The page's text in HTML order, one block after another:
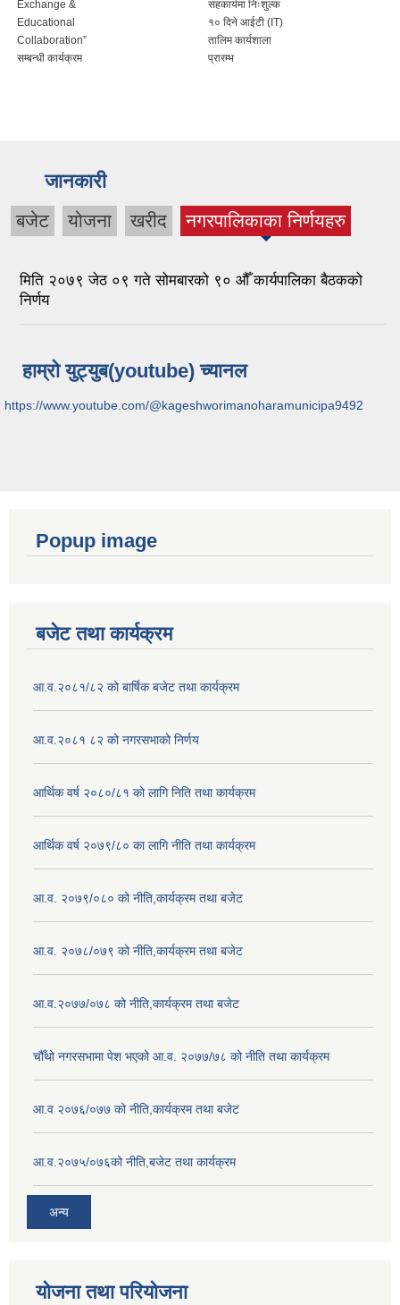
Exchange &
Educational
Collaboration”
सम्बन्धी कार्यक्रम
सहकार्यमा निःशुल्क
१० दिने आईटी (IT)
तालिम कार्यशाला
प्रारम्भ
जानकारी
बजेट योजना खरीद नगरपालिकाका निर्णयहरु
(active tab)
मिति २०७९ जेठ ०९ गते सोमबारको ९० औँ कार्यपालिका बैठकको
निर्णय
हाम्रो युट्युब(youtube) च्यानल
https://www.youtube.com/@kageshworimanoharamunicipa9492
Popup image
बजेट तथा कार्यक्रम
आ.व.२०८१/८२ को बार्षिक बजेट तथा कार्यक्रम
आ.व.२०८१ ८२ को नगरसभाको निर्णय
आर्थिक वर्ष २०८०/८१ को लागि निति तथा कार्यक्रम
आर्थिक वर्ष २०७९/८० का लागि नीति तथा कार्यक्रम
आ.व. २०७९/०८० को नीति,कार्यक्रम तथा बजेट
आ.व. २०७८/०७९ को नीति,कार्यक्रम तथा बजेट
आ.व.२०७७/०७८ को नीति,कार्यक्रम तथा बजेट
चौँथो नगरसभामा पेश भएको आ.व. २०७७/७८ को नीति तथा कार्यक्रम
आ.व २०७६/०७७ को नीति,कार्यक्रम तथा बजेट
आ.व.२०७५/०७६को नीति,बजेट तथा कार्यक्रम
अन्य
योजना तथा परियोजना